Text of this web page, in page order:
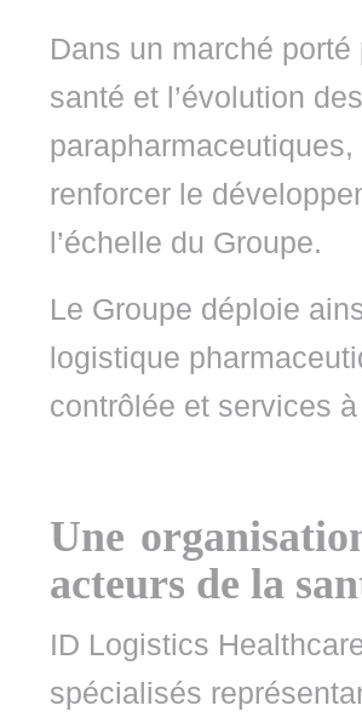
Dans un marché
santé et l’évolution
renforcer le
l’échelle du Groupe.
Le Groupe déploie
logistique
contrôlée et services
Une
acteurs de la
ID Logistics
spécialisés